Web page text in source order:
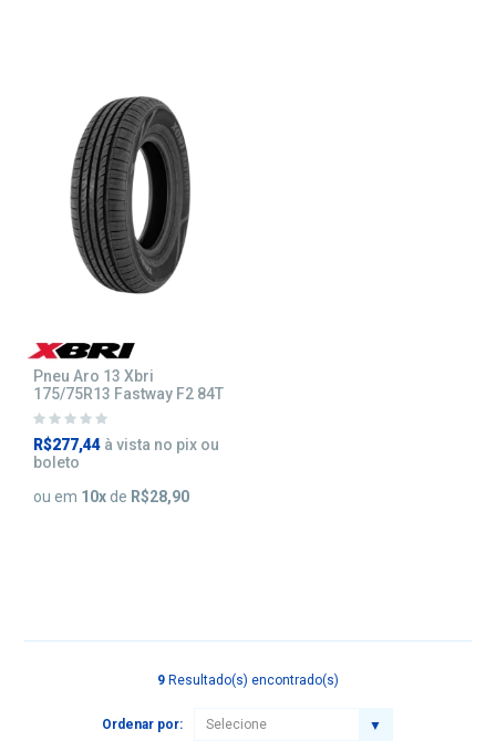
Pneu Aro 13 Xbri
175/75R13 Fastway F2 84T
R$277,44 à vista no pix ou
boleto
ou em 10x de R$28,90
9Resultado(s) encontrado(s)
Ordenar por: